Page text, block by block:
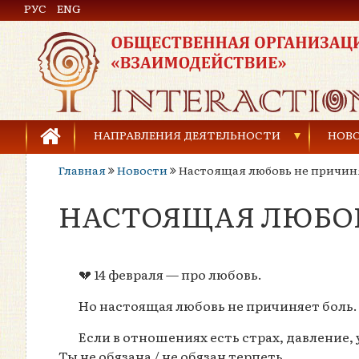
Общественная организация «Взаимодействие»
РУС ENG
НАПРАВЛЕНИЯ ДЕЯТЕЛЬНОСТИ
Предупреждение торговли людьми
Предупреждение насилия в семье
Развитие детей и молодёжи
Главная
Новости Настоящая любовь не
НАСТОЯЩАЯ
💔 14 февраля — про любовь.
Но настоящая любовь не причиняет боль.
Если в отношениях есть страх,